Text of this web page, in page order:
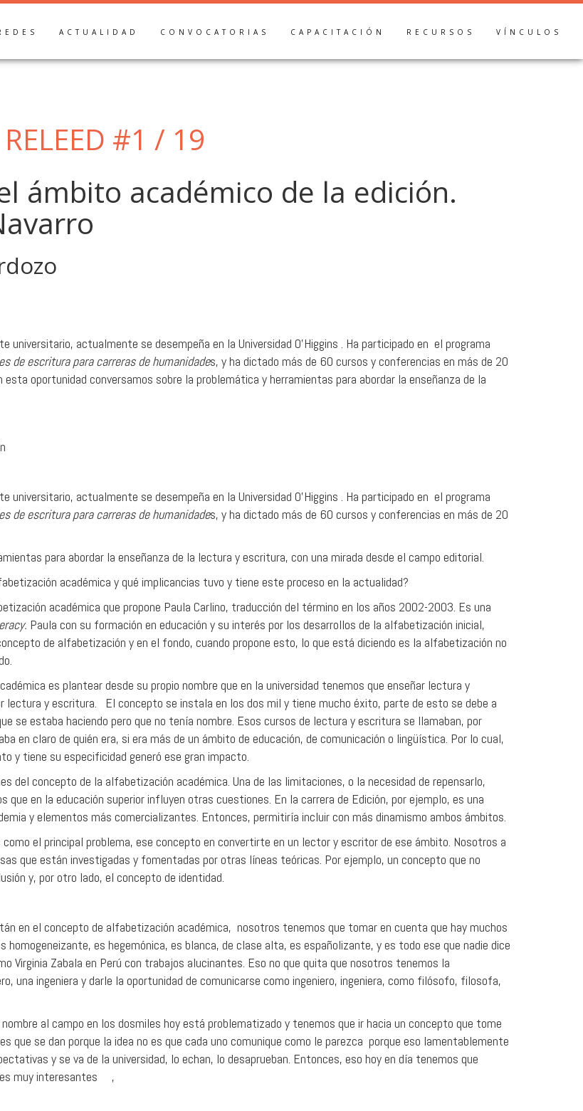
ACTUALIDAD CONVOCATORIAS CAPACITACIÓN RECURSOS VÍNCULOS
RELEED #1 / 19
ámbito académico de la edición.
universitario, actualmente se desempeña en la Universidad O’Higgins . Ha participado en el programa
de escritura para carreras de humanidades, y ha dictado más de 60 cursos y conferencias en más de 20
oportunidad conversamos sobre la problemática y herramientas para abordar la enseñanza de la
universitario, actualmente se desempeña en la Universidad O’Higgins . Ha participado en el programa
de escritura para carreras de humanidades, y ha dictado más de 60 cursos y conferencias en más de 20
para abordar la enseñanza de la lectura y escritura, con una mirada desde el campo editorial.
académica y qué implicancias tuvo y tiene este proceso en la actualidad?
académica que propone Paula Carlino, traducción del término en los años 2002-2003. Es una
Paula con su formación en educación y su interés por los desarrollos de la alfabetización inicial,
de alfabetización y en el fondo, cuando propone esto, lo que está diciendo es la alfabetización no
es plantear desde su propio nombre que en la universidad tenemos que enseñar lectura y
lectura y escritura. El concepto se instala en los dos mil y tiene mucho éxito, parte de esto se debe a
se estaba haciendo pero que no tenía nombre. Esos cursos de lectura y escritura se llamaban, por
en claro de quién era, si era más de un ámbito de educación, de comunicación o lingüística. Por lo cual,
y tiene su especificidad generó ese gran impacto.
del concepto de la alfabetización académica. Una de las limitaciones, o la necesidad de repensarlo,
que en la educación superior influyen otras cuestiones. En la carrera de Edición, por ejemplo, es una
y elementos más comercializantes. Entonces, permitiría incluir con más dinamismo ambos ámbitos.
el principal problema, ese concepto en convertirte en un lector y escritor de ese ámbito. Nosotros a
que están investigadas y fomentadas por otras líneas teóricas. Por ejemplo, un concepto que no
y, por otro lado, el concepto de identidad.
en el concepto de alfabetización académica, nosotros tenemos que tomar en cuenta que hay muchos
es hegemónica, es blanca, de clase alta, es españolizante, y es todo ese que nadie dice
Virginia Zabala en Perú con trabajos alucinantes. Eso no que quita que nosotros tenemos la
una ingeniera y darle la oportunidad de comunicarse como ingeniero, ingeniera, como filósofo, filosofa,
al campo en los dosmiles hoy está problematizado y tenemos que ir hacia un concepto que tome
se dan porque la idea no es que cada uno comunique como le parezca porque eso lamentablemente
y se va de la universidad, lo echan, lo desaprueban. Entonces, eso hoy en día tenemos que
muy interesantes ,